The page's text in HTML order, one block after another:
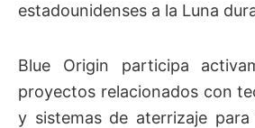
estadounidenses a la Luna
Blue Origin participa
proyectos relacionados con
y sistemas de aterrizaje